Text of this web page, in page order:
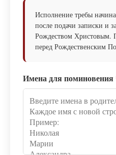
Исполнение требы
после подачи записки и
Рождеством Христовым.
перед Рождественским
Имена для поминовения